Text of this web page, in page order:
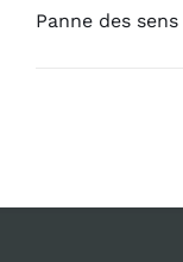
Panne des sens